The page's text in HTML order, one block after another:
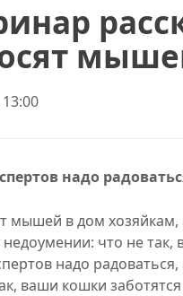
надо
мышей в дом хозяйкам,
что не так,
надо
ваши кошки